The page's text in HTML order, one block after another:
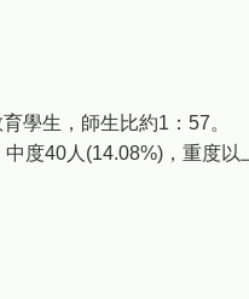
學生，師生比約1：57。
度40人(14.08%)，重度以